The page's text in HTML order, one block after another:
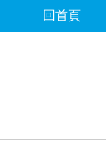
回首頁